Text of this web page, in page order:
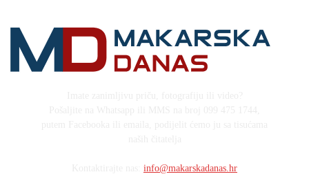
info@makarskadanas.hr